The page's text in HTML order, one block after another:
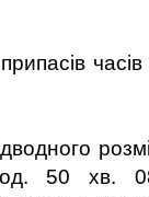
часів
год. 50 хв.